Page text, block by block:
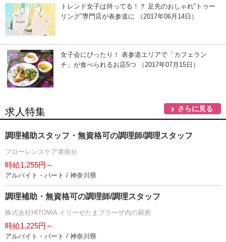
トレンド女子は持ってる！？ 足先のおしゃれ“トゥー
リング”専門店が表参道に （2017年06月14日）
女子会にぴったり！ 表参道エリアで「カフェラン
チ」が食べられるお店5つ （2017年07月15日）
求人特集 さらに見る
調理補助スタッフ・無資格可の調理師/調理スタッフ
フローレンスケア港南台
時給1,255円～
アルバイト・パート / 神奈川県
調理補助・無資格可の調理師/調理スタッフ
株式会社HITOWA イリーゼたまプラーザ内の厨房
時給1,225円～
アルバイト・パート / 神奈川県